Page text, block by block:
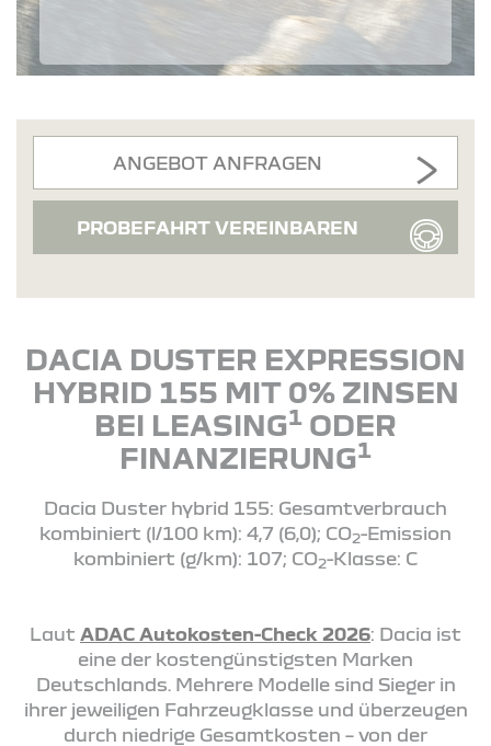
ANGEBOT ANFRAGEN
PROBEFAHRT VEREINBAREN
DACIA DUSTER EXPRESSION
HYBRID 155 MIT 0% ZINSEN
BEI LEASING1 ODER
FINANZIERUNG1
Dacia Duster hybrid 155: Gesamtverbrauch
kombiniert (l/100 km): 4,7 (6,0); CO2-Emission
kombiniert (g/km): 107; CO2-Klasse: C
Laut ADAC Autokosten-Check 2026: Dacia ist
eine der kostengünstigsten Marken
Deutschlands. Mehrere Modelle sind Sieger in
ihrer jeweiligen Fahrzeugklasse und überzeugen
durch niedrige Gesamtkosten – von der